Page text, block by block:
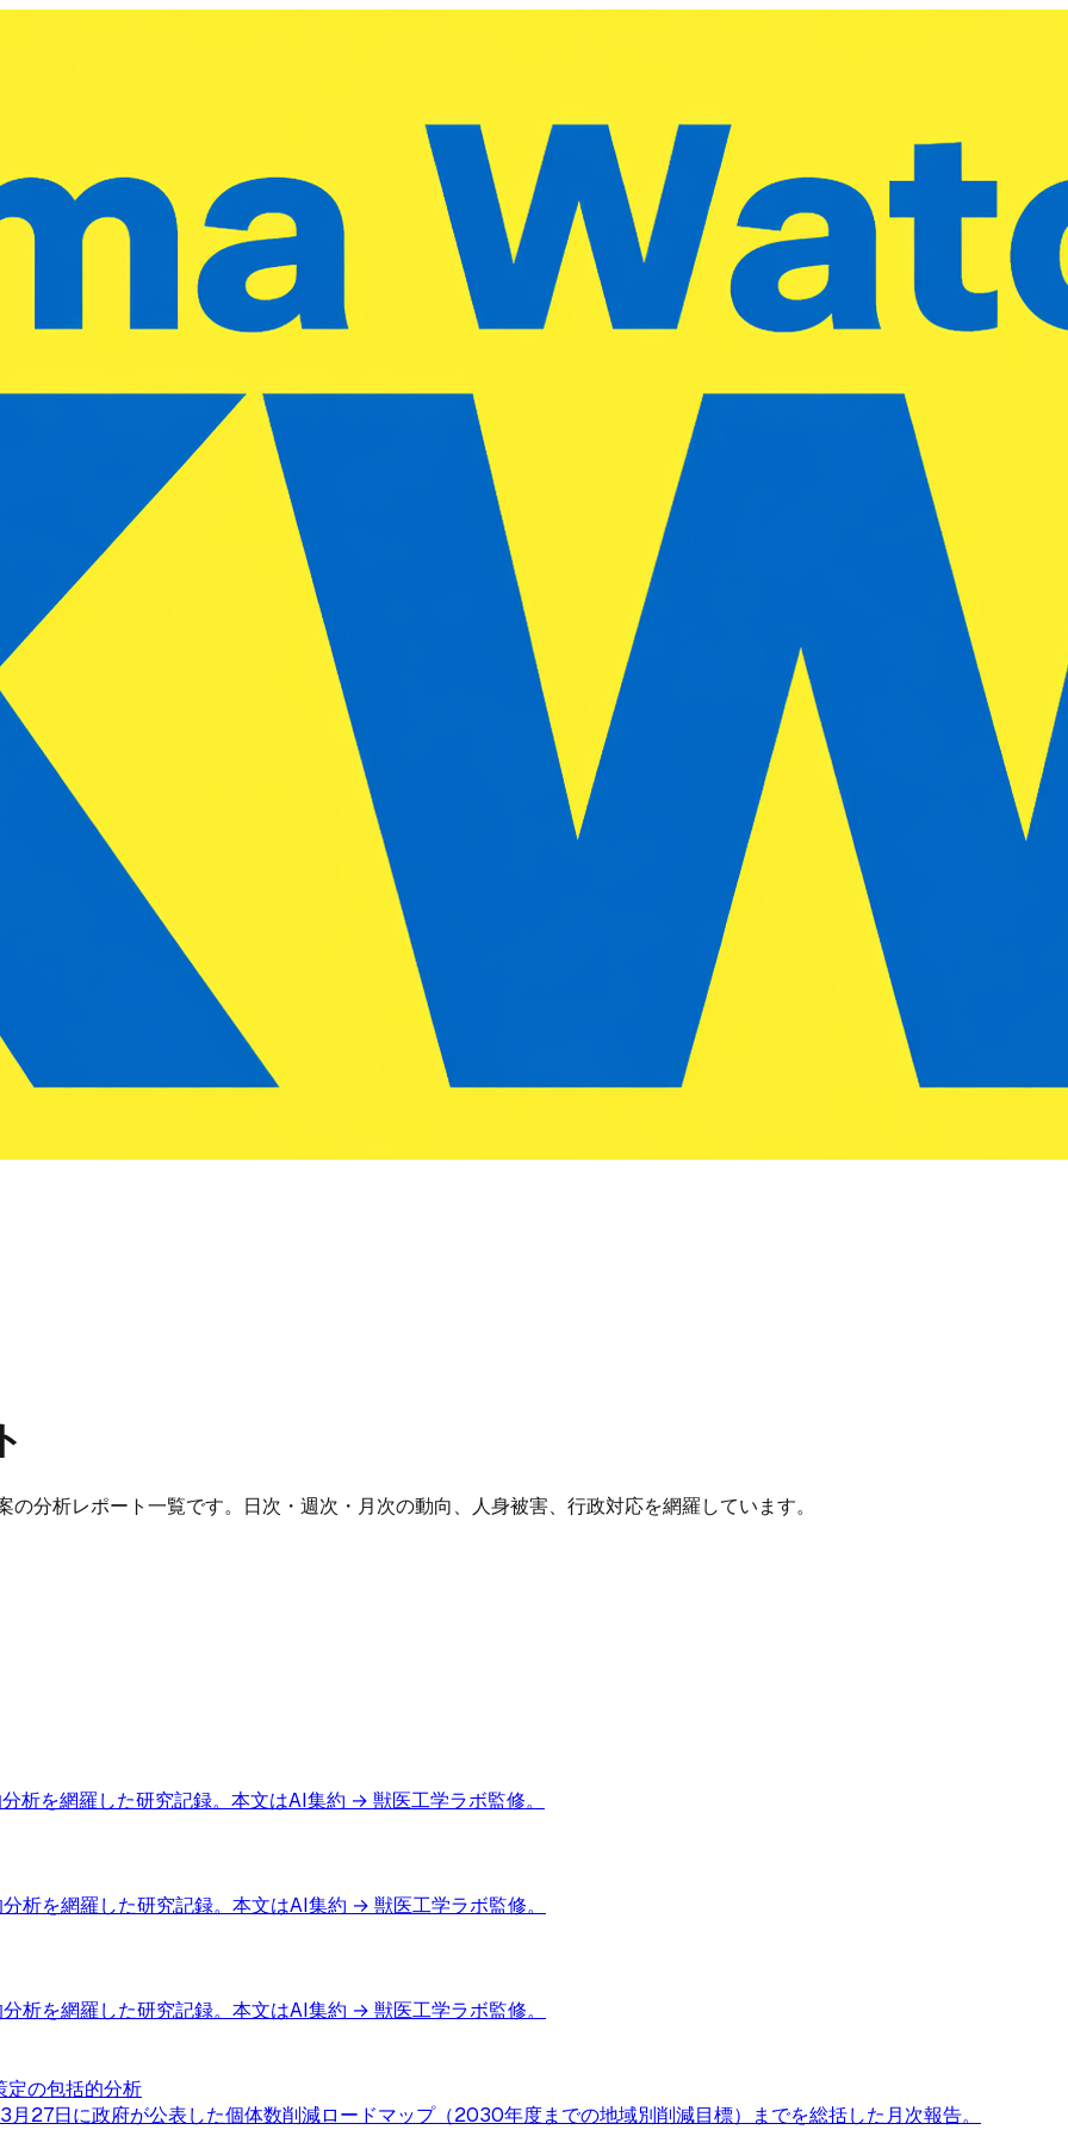
分析レポート一覧です。日次・週次・月次の動向、人身被害、行政対応を網羅しています。
を網羅した研究記録。本文はAI集約 → 獣医工学ラボ監修。
を網羅した研究記録。本文はAI集約 → 獣医工学ラボ監修。
を網羅した研究記録。本文はAI集約 → 獣医工学ラボ監修。
の包括的分析
27日に政府が公表した個体数削減ロードマップ（2030年度までの地域別削減目標）までを総括した月次報告。